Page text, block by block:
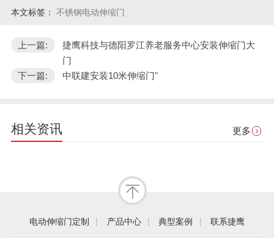
本文标签： 不锈钢电动伸缩门
上一篇:
捷鹰科技与德阳罗江养老服务中心安装伸缩门大
门
下一篇:
中联建安装10米伸缩门"
相关资讯 更多
电动伸缩门定制 | 产品中心 | 典型案例 | 联系捷鹰